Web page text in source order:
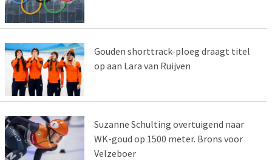
Gouden shorttrack-ploeg draagt titel
op aan Lara van Ruijven
Suzanne Schulting overtuigend naar
WK-goud op 1500 meter. Brons voor
Velzeboer